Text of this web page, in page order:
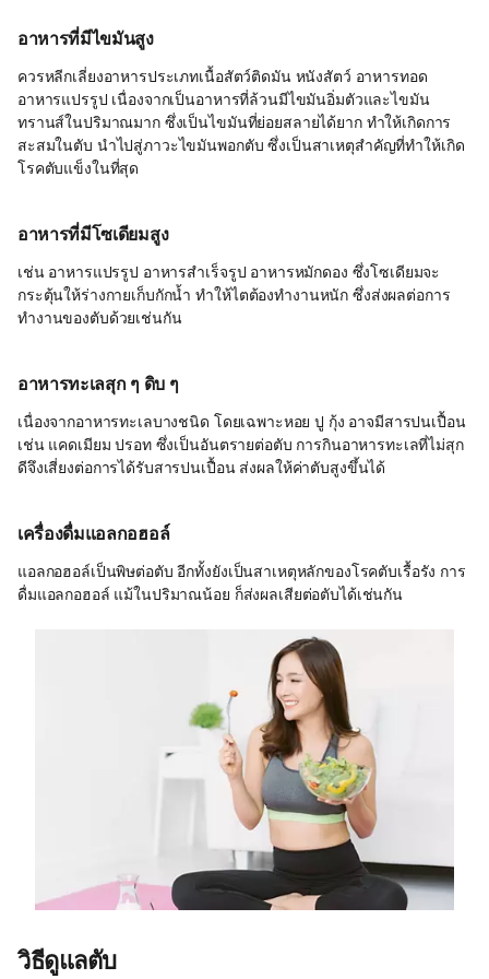
อาหารที่มีไขมันสูง
ควรหลีกเลี่ยงอาหารประเภทเนื้อสัตว์ติดมัน หนังสัตว์ อาหารทอด
อาหารแปรรูป เนื่องจากเป็นอาหารที่ล้วนมีไขมันอิ่มตัวและไขมัน
ทรานส์ในปริมาณมาก ซึ่งเป็นไขมันที่ย่อยสลายได้ยาก ทำให้เกิดการ
สะสมในตับ นำไปสู่ภาวะไขมันพอกตับ ซึ่งเป็นสาเหตุสำคัญที่ทำให้เกิด
โรคตับแข็งในที่สุด
อาหารที่มีโซเดียมสูง
เช่น อาหารแปรรูป อาหารสำเร็จรูป อาหารหมักดอง ซึ่งโซเดียมจะ
กระตุ้นให้ร่างกายเก็บกักน้ำ ทำให้ไตต้องทำงานหนัก ซึ่งส่งผลต่อการ
ทำงานของตับด้วยเช่นกัน
อาหารทะเลสุก ๆ ดิบ ๆ
เนื่องจากอาหารทะเลบางชนิด โดยเฉพาะหอย ปู กุ้ง อาจมีสารปนเปื้อน
เช่น แคดเมียม ปรอท ซึ่งเป็นอันตรายต่อตับ การกินอาหารทะเลที่ไม่สุก
ดีจึงเสี่ยงต่อการได้รับสารปนเปื้อน ส่งผลให้ค่าตับสูงขึ้นได้
เครื่องดื่มแอลกอฮอล์
แอลกอฮอล์เป็นพิษต่อตับ อีกทั้งยังเป็นสาเหตุหลักของโรคตับเรื้อรัง การ
ดื่มแอลกอฮอล์ แม้ในปริมาณน้อย ก็ส่งผลเสียต่อตับได้เช่นกัน
วิธีดูแลตับ